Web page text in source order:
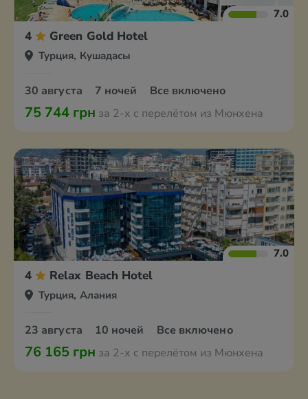
7.0
4 Green Gold Hotel
Турция, Кушадасы
30 августа 7 ночей Все включено
75 744 грн за 2-х с перелётом из Мюнхена
7.0
4 Relax Beach Hotel
Турция, Алания
23 августа 10 ночей Все включено
76 165 грн за 2-х с перелётом из Мюнхена